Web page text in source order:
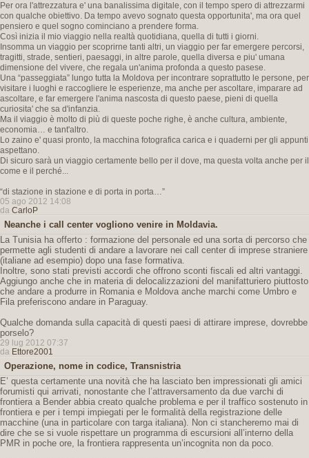
Per ora l'attrezzatura e' una banalissima digitale, con il tempo spero di attrezzarmi
con qualche obiettivo. Da tempo avevo sognato questa opportunita', ma ora quel
pensiero e quel sogno cominciano a prendere forma.
Così inizia il mio viaggio nella realtà quotidiana, quella di tutti i giorni.
Insomma un viaggio per scoprirne tanti altri, un viaggio per far emergere percorsi,
tragitti, strade, sentieri, paesaggi, in altre parole, quella diversa e piu' umana
dimensione del vivere, che regala un'anima profonda a questo pasese.
Una “passeggiata” lungo tutta la Moldova per incontrare soprattutto le persone, per
visitare i luoghi e raccogliere le esperienze, ma anche per ascoltare, imparare ad
ascoltare, e far emergere l'anima nascosta di questo paese, pieni di quella
curiosita' che sa d'infanzia.
Ma il viaggio è molto di più di queste poche righe, è anche cultura, ambiente,
economia… e tant'altro.
Lo zaino e' quasi pronto, la macchina fotografica carica e i quaderni per gli appunti
aspettano.
Di sicuro sarà un viaggio certamente bello per il dove, ma questa volta anche per il
come e il perché...
“di stazione in stazione e di porta in porta…”
05 ago 2012 14:08
da CarloP
Neanche i call center vogliono venire in Moldavia.
La Tunisia ha offerto : formazione del personale ed una sorta di percorso che
permette agli studenti di andare a lavorare nei call center di imprese straniere
(italiane ad esempio) dopo una fase formativa.
Inoltre, sono stati previsti accordi che offrono sconti fiscali ed altri vantaggi.
Aggiungo anche che in materia di delocalizzazioni del manifatturiero piuttosto
che andare a produrre in Romania e Moldova anche marchi come Umbro e
Fila preferiscono andare in Paraguay.
Qualche domanda sulla capacità di questi paesi di attirare imprese, dovrebbe
porselo?
29 lug 2012 07:37
da Ettore2001
Operazione, nome in codice, Transnistria
E’ questa certamente una novità che ha lasciato ben impressionati gli amici
forumisti qui arrivati, nonostante che l’attraversamento da due varchi di
frontiera a Bender abbia creato qualche problema e per il traffico sostenuto in
frontiera e per i tempi impiegati per le formalità della registrazione delle
macchine (una in particolare con targa italiana). Non ci stancheremo mai di
dire che se si vuole rispettare un programma di escursioni all’interno della
PMR in poche ore, la frontiera rappresenta un’incognita non da poco.